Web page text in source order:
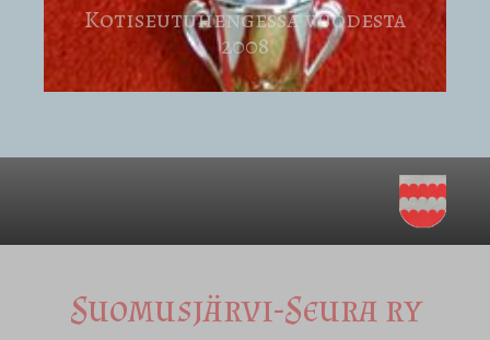
Kotiseutuhengessä vuodesta
2008
Suomusjärvi-Seura ry